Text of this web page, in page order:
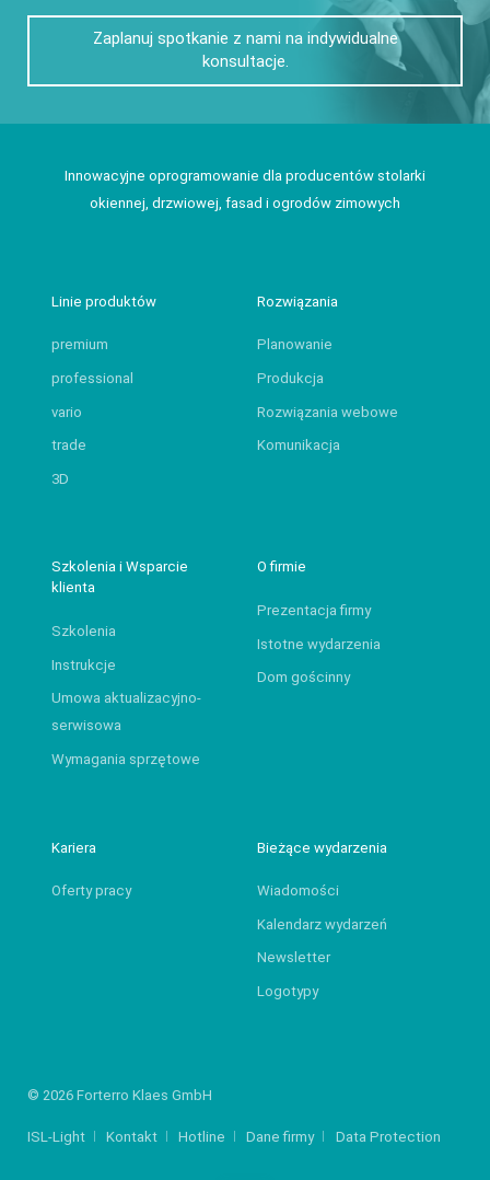
Zaplanuj spotkanie z nami na indywidualne
konsultacje.
Innowacyjne oprogramowanie dla producentów stolarki
okiennej, drzwiowej, fasad i ogrodów zimowych
Linie produktów
premium
professional
vario
trade
3D
Rozwiązania
Planowanie
Produkcja
Rozwiązania webowe
Komunikacja
Szkolenia i Wsparcie
klienta
Szkolenia
Instrukcje
Umowa aktualizacyjno-
serwisowa
Wymagania sprzętowe
O firmie
Prezentacja firmy
Istotne wydarzenia
Dom gościnny
Kariera
Oferty pracy
Bieżące wydarzenia
Wiadomości
Kalendarz wydarzeń
Newsletter
Logotypy
© 2026 Forterro Klaes GmbH
ISL-Light Kontakt Hotline Dane firmy Data Protection